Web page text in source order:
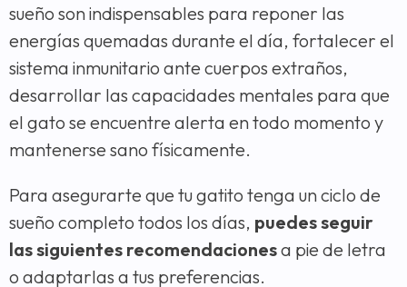
sueño son indispensables para reponer las
energías quemadas durante el día, fortalecer el
sistema inmunitario ante cuerpos extraños,
desarrollar las capacidades mentales para que
el gato se encuentre alerta en todo momento y
mantenerse sano físicamente.
Para asegurarte que tu gatito tenga un ciclo de
sueño completo todos los días, puedes seguir
las siguientes recomendacionesa pie de letra
o adaptarlas a tus preferencias.